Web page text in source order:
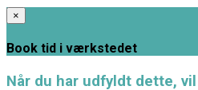
×
Book tid i værkstedet
Når du har udfyldt dette,